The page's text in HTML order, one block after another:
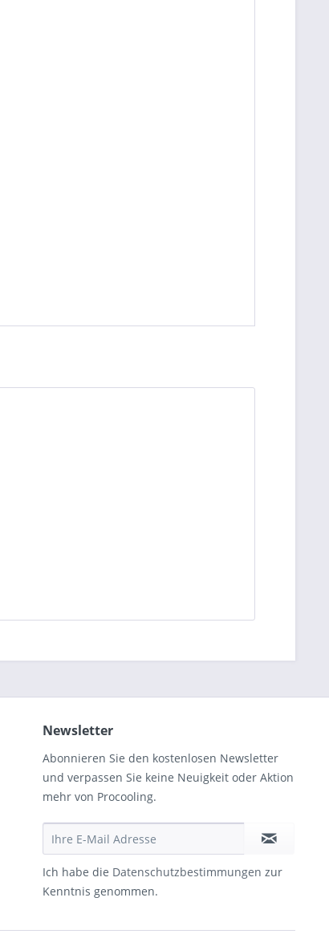
Newsletter
Abonnieren Sie den kostenlosen Newsletter
und verpassen Sie keine Neuigkeit oder Aktion
mehr von Procooling.
Ich habe die Datenschutzbestimmungen zur
Kenntnis genommen.